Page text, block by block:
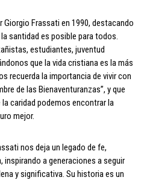
Giorgio Frassati en 1990, destacando
santidad es posible para todos.
estudiantes, juventud
que la vida cristiana es la más
recuerda la importancia de vivir con
de las Bienaventuranzas”, y que
caridad podemos encontrar la
mejor.
nos deja un legado de fe,
inspirando a generaciones a seguir
y significativa. Su historia es un